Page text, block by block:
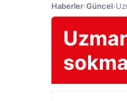
Haberler›Güncel›